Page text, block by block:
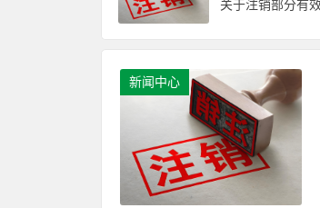
新闻中心